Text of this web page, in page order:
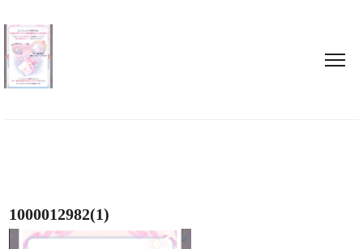
1000012982(1)